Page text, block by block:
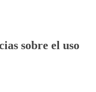
sobre el uso